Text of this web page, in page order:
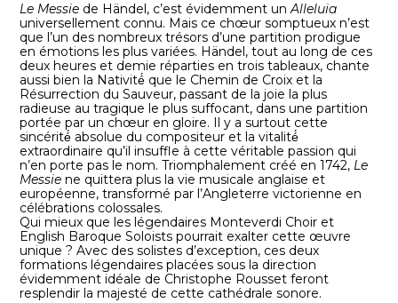
Le Messie de Händel, c’est évidemment unAlleluia
universellement connu. Mais ce chœur somptueux n’est
que l’un des nombreux trésors d’une partition prodigue
en émotions les plus variées. Händel, tout au long de ces
deux heures et demie réparties en trois tableaux, chante
aussi bien la Nativité́ que le Chemin de Croix et la
Résurrection du Sauveur, passant de la joie la plus
radieuse au tragique le plus suffocant, dans une partition
portée par un chœur en gloire. Il y a surtout cette
sincérité́ absolue du compositeur et la vitalité́
extraordinaire qu’il insuffle à cette véritable passion qui
n’en porte pas le nom. Triomphalement créé en 1742, Le
Messie ne quittera plus la vie musicale anglaise et
européenne, transformé par l’Angleterre victorienne en
célébrations colossales.
Qui mieux que les légendaires Monteverdi Choir et
English Baroque Soloists pourrait exalter cette œuvre
unique ? Avec des solistes d’exception, ces deux
formations légendaires placées sous la direction
évidemment idéale de Christophe Rousset feront
resplendir la majesté de cette cathédrale sonore.